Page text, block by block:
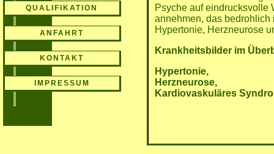
QUALIFIKATION
ANFAHRT
KONTAKT
IMPRESSUM
Psyche auf eindrucksvolle
annehmen, das
Hypertonie, Herzneurose
Krankheitsbilder im
Hypertonie,
Herzneurose,
Kardiovaskuläres